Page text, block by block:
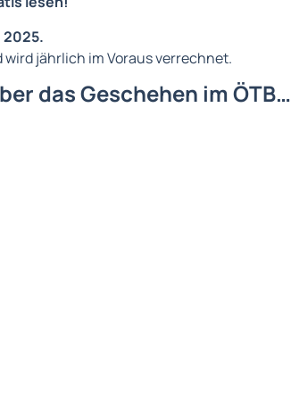
2025.
wird jährlich im Voraus verrechnet.
das Geschehen im ÖTB…